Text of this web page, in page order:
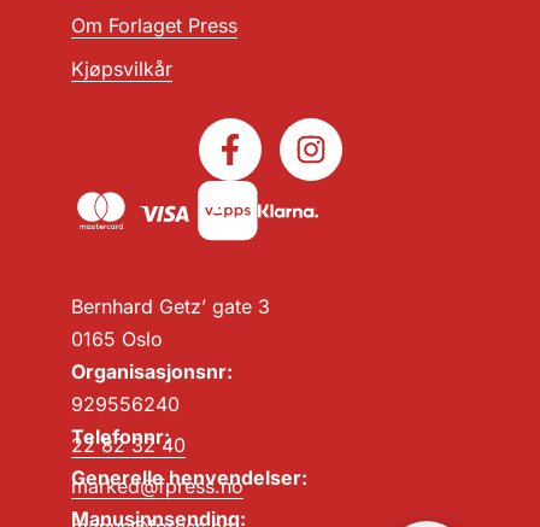
Bernhard Getz’ gate 3
0165 Oslo
Organisasjonsnr:
929556240
Telefonnr:
22 82 32 40
Generelle henvendelser:
marked@fpress.no
Manusinnsending:
Om Forlaget Press
Kjøpsvilkår